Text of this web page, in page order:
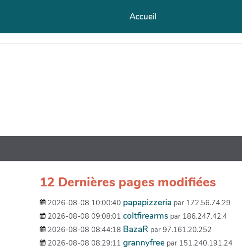
Accueil
12 Dernières pages modifiées
2026-08-08 10:00:40 papapizzeria par 172.56.74.29
2026-08-08 09:08:01 coltfirearms par 186.247.42.4
2026-08-08 08:44:18 BazaR par 97.161.20.252
2026-08-08 08:29:11 grannyfree par 151.240.191.24